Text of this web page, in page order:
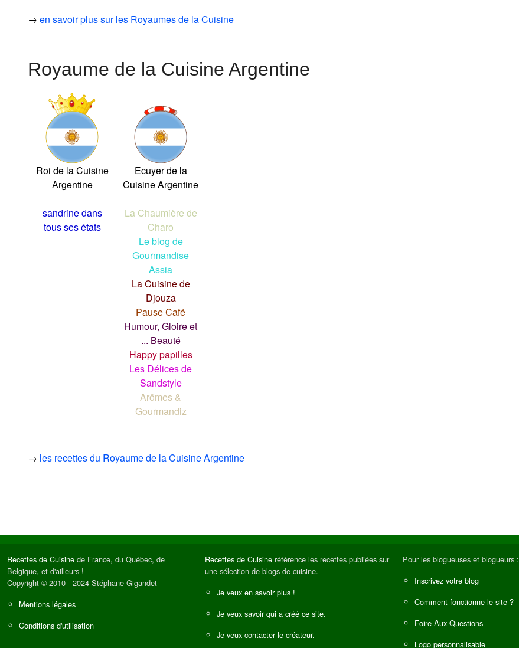
→ en savoir plus sur les Royaumes de la Cuisine
Royaume de la Cuisine Argentine
Roi de la Cuisine
Argentine
sandrine dans
tous ses états
Ecuyer de la
Cuisine Argentine
La Chaumière de
Charo
Le blog de
Gourmandise
Assia
La Cuisine de
Djouza
Pause Café
Humour, Gloire et
... Beauté
Happy papilles
Les Délices de
Sandstyle
Arômes &
Gourmandiz
→ les recettes du Royaume de la Cuisine Argentine
Recettes de Cuisine de France, du Québec, de
Belgique, et d'ailleurs !
Copyright © 2010 - 2024 Stéphane Gigandet
Mentions légales
Conditions d'utilisation
Recettes de Cuisine référence les recettes publiées sur
une sélection de blogs de cuisine.
Je veux en savoir plus !
Je veux savoir qui a créé ce site.
Je veux contacter le créateur.
Pour les blogueuses et blogueurs :
Inscrivez votre blog
Comment fonctionne le site ?
Foire Aux Questions
Logo personnalisable